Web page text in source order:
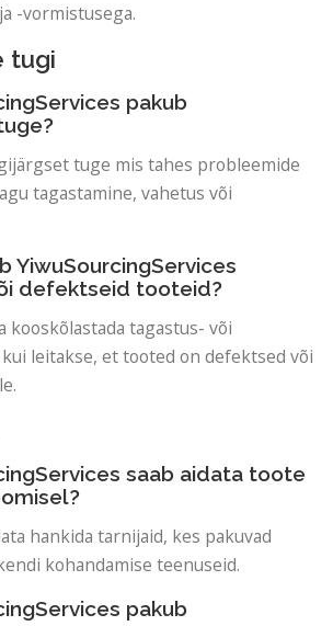
-vormistusega.
tugi
pakub
tuge mis tahes probleemide
tagastamine, vahetus või
YiwuSourcingServices
defektseid tooteid?
kooskõlastada tagastus- või
leitakse, et tooted on defektsed või
saab aidata toote
hankida tarnijaid, kes pakuvad
kohandamise teenuseid.
pakub